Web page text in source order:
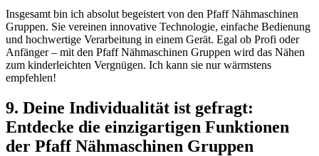
Insgesamt bin ich absolut begeistert von den Pfaff Nähmaschinen
Gruppen. Sie vereinen innovative Technologie, einfache Bedienung
und hochwertige Verarbeitung in einem Gerät. Egal ob Profi oder
Anfänger – mit den Pfaff Nähmaschinen Gruppen wird das Nähen
zum kinderleichten Vergnügen. Ich kann sie nur wärmstens
empfehlen!
9. Deine Individualität ist gefragt:
Entdecke die einzigartigen Funktionen
der Pfaff Nähmaschinen Gruppen